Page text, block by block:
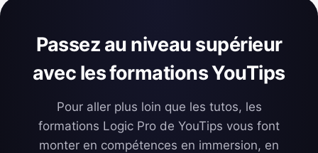
Passez au niveau supérieur
avec les formations YouTips
Pour aller plus loin que les tutos, les
formations Logic Pro de YouTips vous font
monter en compétences en immersion, en